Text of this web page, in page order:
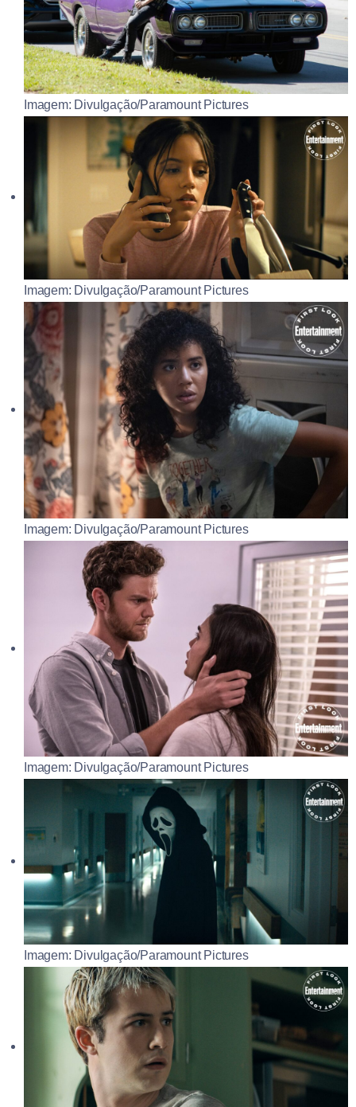
Imagem: Divulgação/Paramount Pictures
Imagem: Divulgação/Paramount Pictures
Imagem: Divulgação/Paramount Pictures
Imagem: Divulgação/Paramount Pictures
Imagem: Divulgação/Paramount Pictures